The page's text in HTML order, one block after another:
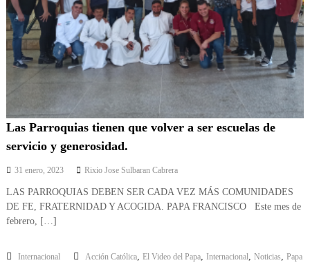
n
e
z
u
e
l
a
Las Parroquias tienen que volver a ser escuelas de
servicio y generosidad.
31 enero, 2023 Rixio Jose Sulbaran Cabrera
LAS PARROQUIAS DEBEN SER CADA VEZ MÁS COMUNIDADES
DE FE, FRATERNIDAD Y ACOGIDA. PAPA FRANCISCO Este mes de
febrero, […]
Internacional Acción Católica, El Video del Papa, Internacional, Noticias, Papa